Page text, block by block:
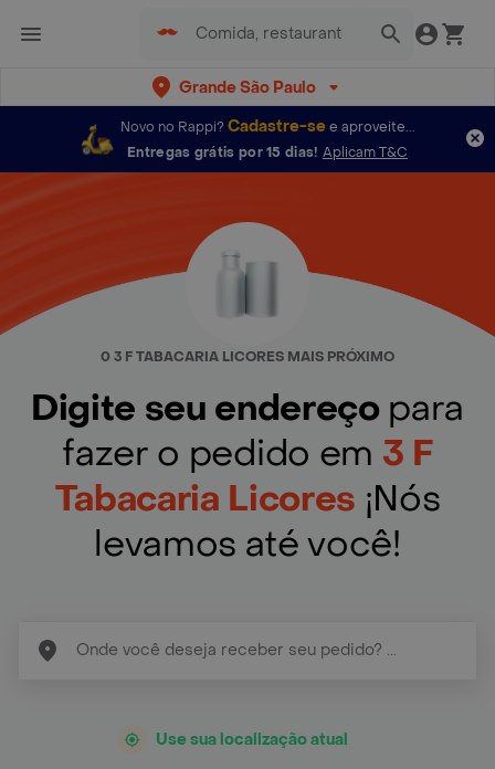
Grande São Paulo
Novo no Rappi? Cadastre-se e aproveite...
Entregas grátis por 15 dias! Aplicam T&C
0 3 F TABACARIA LICORES MAIS PRÓXIMO
Digite seu endereço para
fazer o pedido em 3 F
Tabacaria Licores ¡Nós
levamos até você!
Use sua localização atual